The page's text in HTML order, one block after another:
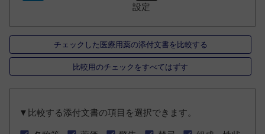
設定
チェックした医療用薬の添付文書を比較する
比較用のチェックをすべてはずす
▼比較する添付文書の項目を選択できます。